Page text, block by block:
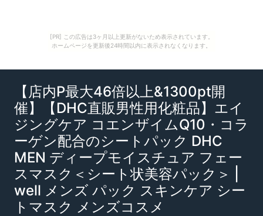
[PR] この広告は3ヶ月以上更新がないため表示されています。
ホームページを更新後24時間以内に表示されなくなります。
【店内P最大46倍以上&1300pt開
催】【DHC直販男性用化粧品】エイ
ジングケア コエンザイムQ10・コラ
ーゲン配合のシートパック DHC
MEN ディープモイスチュア フェー
スマスク＜シート状美容パック＞ |
well メンズ パック スキンケア シー
トマスク メンズコスメ